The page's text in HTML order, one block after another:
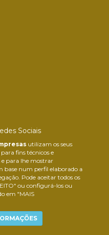
utilizam os seus
fins técnicos e
para lhe mostrar
base num perfil elaborado a
Pode aceitar todos os
ou configurá-los ou
em "MAIS
Sociais